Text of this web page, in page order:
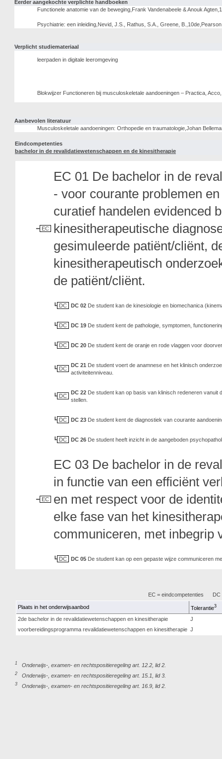
Eerder aangekochte verplichte handboeken
Functionele anatomie van de beweging,Frank Vandenabeele & Anouk
Psychiatrie: een inleiding,Nevid, J.S., Rathus, S.A., Greene,
Verplicht studiemateriaal
leerpaden in digitale leeromgeving
Blokwijzer Functioneren bij musculoskeletale aandoeningen – Practica,
Aanbevolen literatuur
Musculoskeletale aandoeningen: Orthopedie en traumatologie,Johan
Eindcompetenties
bachelor in de revalidatiewetenschappen en de kinesitherapie
EC
EC 01 De bachelor in de
- voor courante problemen
curatief handelen evidenced
kinesitherapeutische
gesimuleerde patiënt/cliënt,
kinesitherapeutisch
de patiënt/cliënt.
DC DC 02 De student kan de kinesiologie en biomechanica
DC DC 19 De student kent de pathologie, symptomen,
DC DC 20 De student kent de oranje en rode vlaggen voor
DC
DC 21 De student voert de anamnese en het klinisch
activiteitenniveau.
DC
DC 22 De student kan op basis van klinisch redeneren vanuit
stellen.
DC DC 23 De student kent de diagnostiek van courante
DC DC 26 De student heeft inzicht in de aangeboden
EC
EC 03 De bachelor in de
in functie van een efficiënt
en met respect voor de
elke fase van het
communiceren, met inbegrip
DC DC 05 De student kan op een gepaste wijze communiceren
EC = eindcompetenties DC
Plaats in het onderwijsaanbod Tolerantie3
2de bachelor in de revalidatiewetenschappen en kinesitherapie
J
voorbereidingsprogramma revalidatiewetenschappen en kinesitherapie J
1 Onderwijs-, examen- en rechtspositieregeling art. 12.2, lid 2.
2 Onderwijs-, examen- en rechtspositieregeling art. 15.1, lid 3.
3 Onderwijs-, examen- en rechtspositieregeling art. 16.9, lid 2.